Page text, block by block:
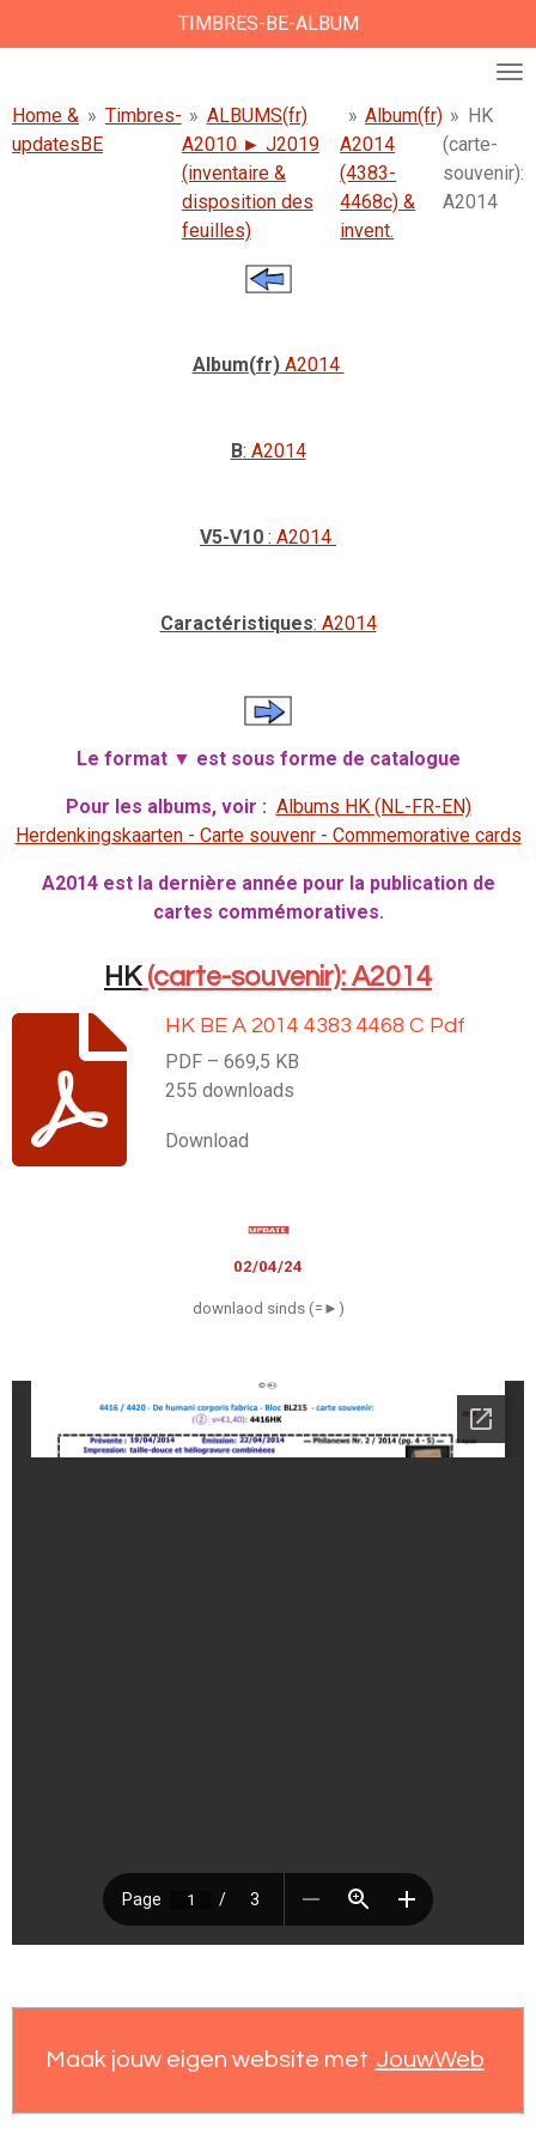
direct
de
hoofdinhoud
TIMBRES-BE-ALBUM
Home &
updates
» Timbres-
BE
» ALBUMS(fr)
A2010 ► J2019
(inventaire &
disposition des
feuilles)
» Album(fr)
A2014
(4383-
4468c) &
invent.
» HK
(carte-
souvenir):
A2014
Album(fr)A2014
B: A2014
V5-V10 : A2014
Caractéristiques: A2014
Le format ▼ est sous forme de catalogue
Pour les albums, voir : Albums HK (NL-FR-EN)
Herdenkingskaarten - Carte souvenr - Commemorative cards
A2014 est la dernière année pour la publication de
cartes commémoratives.
HK(carte-souvenir): A2014
HK BE A 2014 4383 4468 C Pdf
PDF – 669,5 KB
255 downloads
Download
02/04/24
downlaod sinds (=►)
Maak jouw eigen website met JouwWeb